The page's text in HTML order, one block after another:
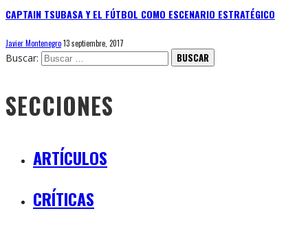
CAPTAIN TSUBASA Y EL FÚTBOL COMO ESCENARIO ESTRATÉGICO
Javier Montenegro13 septiembre, 2017
Buscar:
SECCIONES
ARTÍCULOS
CRÍTICAS